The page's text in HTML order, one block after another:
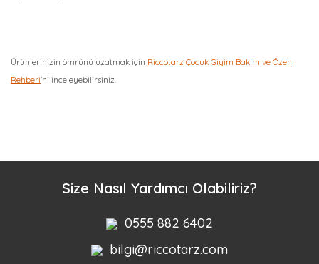
Ürünlerinizin ömrünü uzatmak için Riccotarz Çocuk Giyim Bakım ve Özen
Rehberi'ni inceleyebilirsiniz.
Size Nasıl Yardımcı Olabiliriz?
0555 882 6402
bilgi@riccotarz.com